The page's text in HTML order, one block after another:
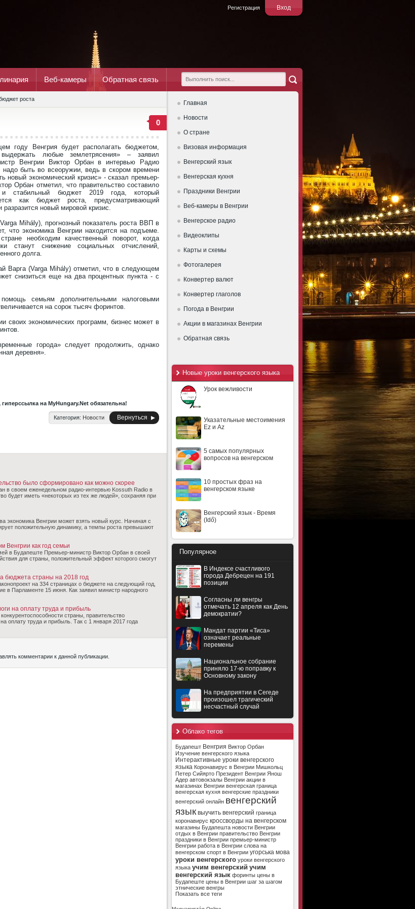
Вход
Регистрация
Веб-камеры Обратная связь
Главная
Новости
О стране
Визовая информация
Венгерский язык
Венгерская кухня
Праздники Венгрии
Веб-камеры в Венгрии
Венгерское радио
Видеоклипы
Карты и схемы
Фотогалерея
Конвертер валют
Конвертер глаголов
Погода в Венгрии
Акции в магазинах Венгрии
Обратная связь
Новые уроки венгерского языка
Урок вежливости
Указательные местоимения
Ez и Az
5 самых популярных
вопросов на венгерском
10 простых фраз на
венгерском языке
Венгерский язык - Время
(Idő)
Популярное
В Индексе счастливого
города Дебрецен на 191
позиции
Согласны ли венгры
отмечать 12 апреля как День
демократии?
Мандат партии «Тиса»
означает реальные
перемены
Национальное собрание
приняло 17-ю поправку к
Основному закону
На предприятии в Сегеде
произошел трагический
несчастный случай
Облако тегов
Будапешт Венгрия Виктор Орбан
Изучение венгерского языка
Интерактивные уроки венгерского
языка Коронавирус в Венгрии Мишкольц
Петер Сийярто Президент Венгрии Янош
Адер автовокзалы Венгрии акции в
магазинах Венгрии венгерская граница
венгерская кухня венгерские праздники
венгерский онлайн венгерский
язык выучить венгерский граница
коронавирус кроссворды на венгерском
магазины Будапешта новости Венгрии
отдых в Венгрии правительство Венгрии
праздники в Венгрии премьер-министр
Венгрии работа в Венгрии слова на
венгерском спорт в Венгрии угорська мова
уроки венгерского уроки венгерского
языка учим венгерский учим
венгерский язык форинты цены в
Будапеште цены в Венгрии шаг за шагом
этнические венгры
Показать все теги
роста
0
году Венгрия будет располагать бюджетом,
любые землетрясения» – заявил
Венгрии Виктор Орбан в интервью Радио
быть во всеоружии, ведь в скором времени
новый экономический кризис» - сказал премьер-
Орбан отметил, что правительство составило
и стабильный бюджет 2019 года, который
как бюджет роста, предусматривающий
новый мировой кризис.
Mihály), прогнозный показатель роста ВВП в
что экономика Венгрии находится на подъеме.
необходим качественный поворот, когда
станут снижение социальных отчислений,
долга.
Варга (Varga Mihály) отметил, что в следующем
снизиться еще на два процентных пункта - с
семьям дополнительными налоговыми
на сорок тысяч форинтов.
своих экономических программ, бизнес может в
города» следует продолжить, однако
деревня».
на MyHungary.Net обязательна!
Категория: Новости Вернуться
было сформировано как можно скорее
в своем еженедельном радио-интервью Kossuth Radio в
будет иметь «некоторых из тех же людей», сохраняя при
экономика Венгрии может взять новый курс. Начиная с
положительную динамику, а темпы роста превышают
Венгрии как год семьи
в Будапеште Премьер-министр Виктор Орбан в своей
для страны, положительный эффект которого смогут
бюджета страны на 2018 год
на 334 страницах о бюджете на следующий год,
в Парламенте 15 июня. Как заявил министр народного
на оплату труда и прибыль
страны, правительство
оплату труда и прибыль. Так с 1 января 2017 года
комментарии к данной публикации.